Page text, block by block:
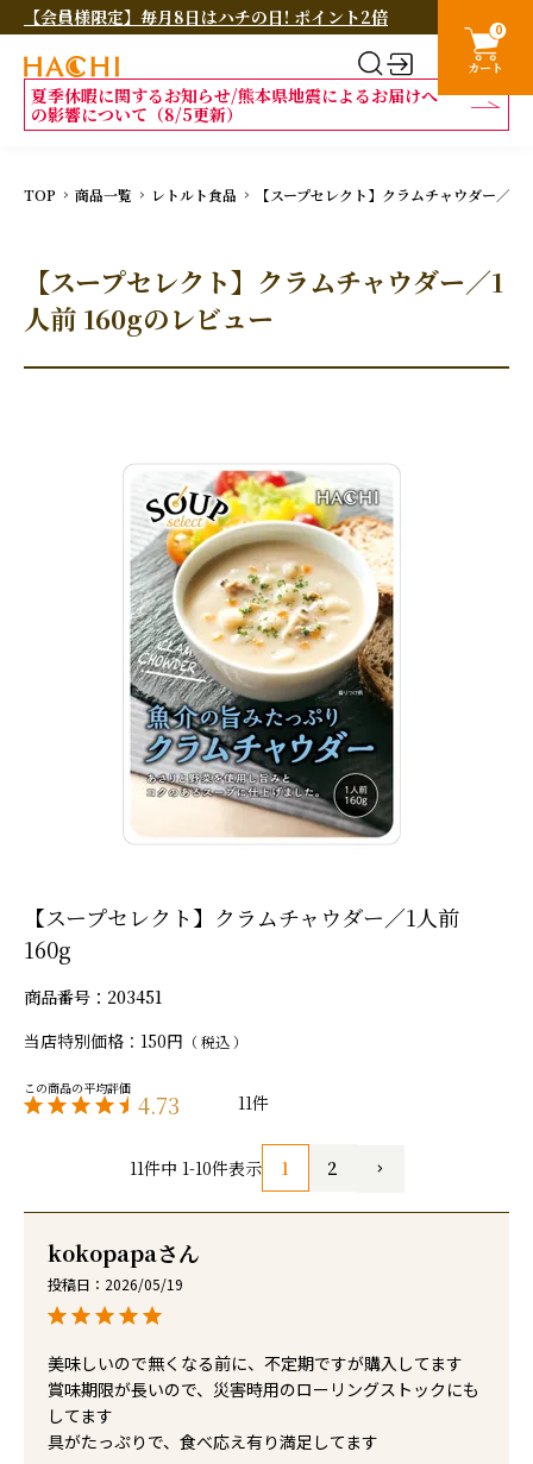
【会員様限定】毎月8日はハチの日! ポイント2倍
夏季休暇に関するお知らせ/熊本県地震によるお届けへ
の影響について（8/5更新）
0
カート
TOP 商品一覧 レトルト食品 【スープセレクト】クラムチャウダー／1
【スープセレクト】クラムチャウダー／1
人前 160gのレビュー
【スープセレクト】クラムチャウダー／1人前
160g
商品番号
203451
当店特別価格
150 税込
4.73 11
11件中 1-10件表示 1 2
kokopapa
投稿日 2026/05/19
美味しいので無くなる前に、不定期ですが購入してます
賞味期限が長いので、災害時用のローリングストックにも
してます
具がたっぷりで、食べ応え有り満足してます